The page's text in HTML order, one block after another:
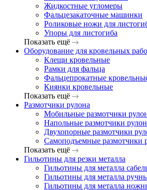
Жидкостные угломеры
Фальцезакаточные машинки
Роликовые ножи для
Упоры для листогиба
Показать ещё
Оборудование для кровельных
Клещи кровельные
Рамки для фальца
Фальцепрокатные
Киянки кровельные
Показать ещё
Размотчики рулона
Мобильные размотчики
Напольные размотчики
Двухопорные размотчики
Самоподъемные размотчики
Показать ещё
Гильотины для резки металла
Гильотины для металла
Гильотины для металла
Гильотины для металла